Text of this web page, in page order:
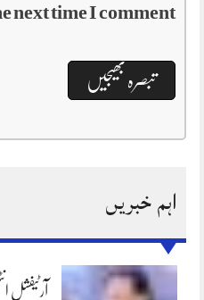
next time I comment.
اہم خبریں
آرٹیفشل